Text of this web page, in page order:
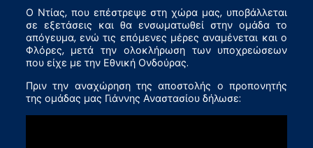
Ο Ντίας, που επέστρεψε στη χώρα μας, υποβάλλεται
σε εξετάσεις και θα ενσωματωθεί στην ομάδα το
απόγευμα, ενώ τις επόμενες μέρες αναμένεται και ο
Φλόρες, μετά την ολοκλήρωση των υποχρεώσεων
που είχε με την Εθνική Ονδούρας.
Πριν την αναχώρηση της αποστολής ο προπονητής
της ομάδας μας Γιάννης Αναστασίου δήλωσε: